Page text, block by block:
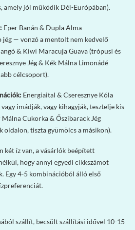
amely jól működik Dél-Európában).
Eper Banán & Dupla Alma
jég — vonzó a mentolt nem kedvelő
& Kiwi Maracuja Guava (trópusi és
Jég & Kék Málna Limonádé
célcsoport).
Energiaital & Cseresznye Kóla
imádják, vagy kihagyják, tesztelje kis
Cukorka & Őszibarack Jég
oldalon, tiszta gyümölcs a másikon).
két íz van, a vásárlók beépített
hogy annyi egyedi cikkszámot
Egy 4-5 kombinációból álló első
szállít, becsült szállítási idővel 10-15